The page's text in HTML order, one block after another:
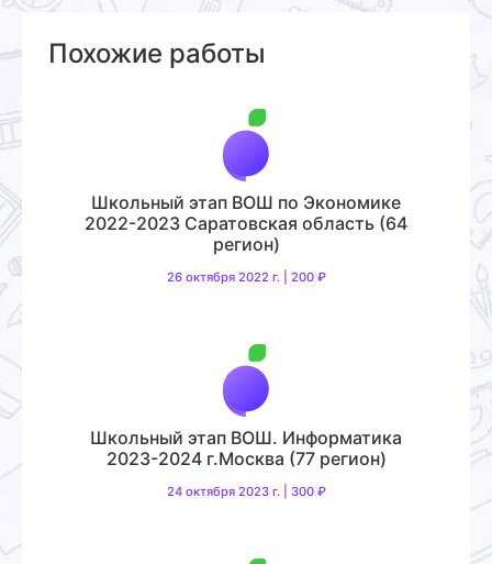
Похожие работы
Школьный этап ВОШ по Экономике
2022-2023 Саратовская область (64
регион)
26 октября 2022 г. | 200 ₽
Школьный этап ВОШ. Информатика
2023-2024 г.Москва (77 регион)
24 октября 2023 г. | 300 ₽